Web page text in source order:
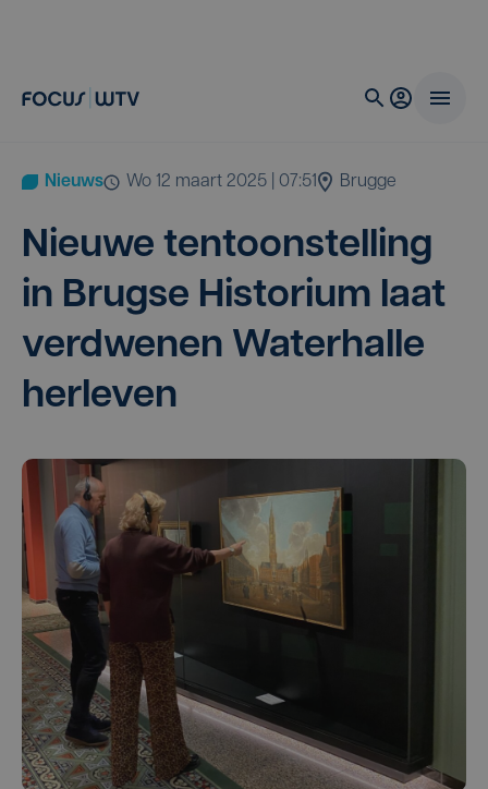
Nieuws wo 12 maart 2025 | 07:51 Brugge
Nieu­we ten­toon­stel­ling
in Brug­se His­to­ri­um laat
ver­dwe­nen Water­hal­le
herleven